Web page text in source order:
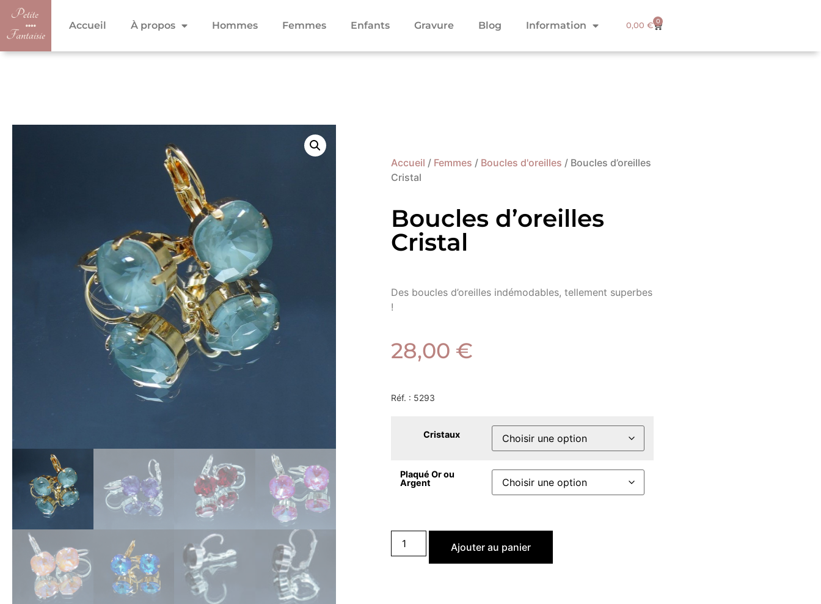
Accueil À propos Hommes Femmes Enfants Gravure Blog Information 0,00€ 0
Accueil / Femmes / Boucles d'oreilles / Boucles d’oreilles
Cristal
Boucles d’oreilles
Cristal
Des boucles d’oreilles indémodables, tellement superbes
!
28,00 €
Réf. : 5293
Cristaux
Plaqué Or ou
Argent
Ajouter au panier